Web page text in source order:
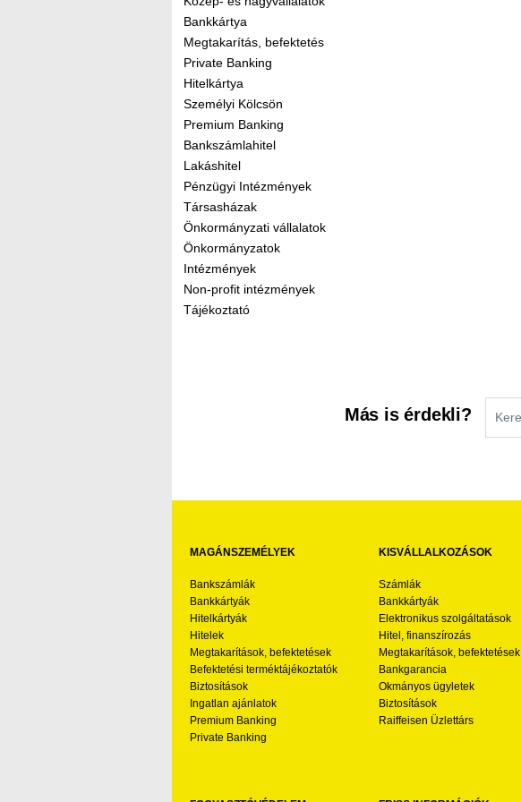
Bankkártya
Megtakarítás, befektetés
Private Banking
Hitelkártya
Személyi Kölcsön
Premium Banking
Bankszámlahitel
Lakáshitel
Pénzügyi Intézmények
Társasházak
Önkormányzati vállalatok
Önkormányzatok
Intézmények
Non-profit intézmények
Tájékoztató
Más is érdekli?
MAGÁNSZEMÉLYEK
Bankszámlák
Bankkártyák
Hitelkártyák
Hitelek
Megtakarítások, befektetések
Befektetési terméktájékoztatók
Biztosítások
Ingatlan ajánlatok
Premium Banking
Private Banking
KISVÁLLALKOZÁSOK
Számlák
Bankkártyák
Elektronikus szolgáltatások
Hitel, finanszírozás
Megtakarítások, befektetések
Bankgarancia
Okmányos ügyletek
Biztosítások
Raiffeisen Üzlettárs